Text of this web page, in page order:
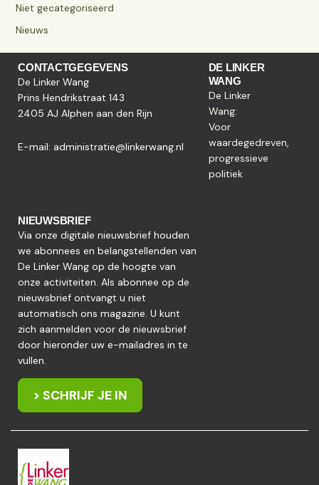
Niet gecategoriseerd
Nieuws
CONTACTGEGEVENS
De Linker Wang
Prins Hendrikstraat 143
2405 AJ Alphen aan den Rijn
E-mail: administratie@linkerwang.nl
DE LINKER
WANG
De Linker
Wang:
Voor
waardegedreven,
progressieve
politiek
NIEUWSBRIEF
Via onze digitale nieuwsbrief houden
we abonnees en belangstellenden van
De Linker Wang op de hoogte van
onze activiteiten. Als abonnee op de
nieuwsbrief ontvangt u niet
automatisch ons magazine. U kunt
zich aanmelden voor de nieuwsbrief
door hieronder uw e-mailadres in te
vullen.
> SCHRIJF JE IN